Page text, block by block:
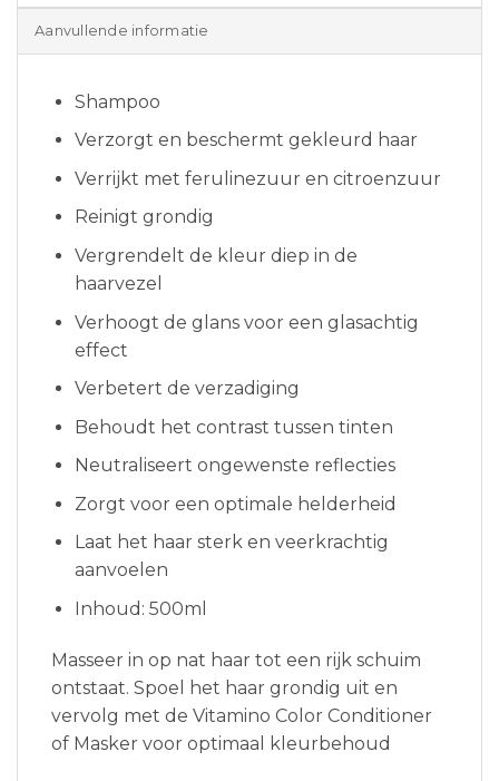
Aanvullende informatie
Shampoo
Verzorgt en beschermt gekleurd haar
Verrijkt met ferulinezuur en citroenzuur
Reinigt grondig
Vergrendelt de kleur diep in de
haarvezel
Verhoogt de glans voor een glasachtig
effect
Verbetert de verzadiging
Behoudt het contrast tussen tinten
Neutraliseert ongewenste reflecties
Zorgt voor een optimale helderheid
Laat het haar sterk en veerkrachtig
aanvoelen
Inhoud: 500ml
Masseer in op nat haar tot een rijk schuim
ontstaat. Spoel het haar grondig uit en
vervolg met de Vitamino Color Conditioner
of Masker voor optimaal kleurbehoud